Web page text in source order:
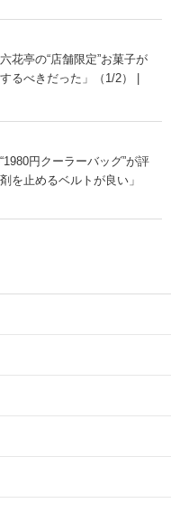
花亭の“店舗限定”お菓子が
るべきだった」（1/2） |
円クーラーバッグ”が評
を止めるベルトが良い」